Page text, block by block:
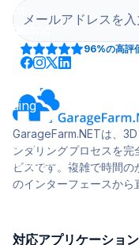
96%の高評
GarageFarm.NETは、
ンダリングプロセスを
ビスです。複雑で時間
のインターフェースから
対応アプリケーション